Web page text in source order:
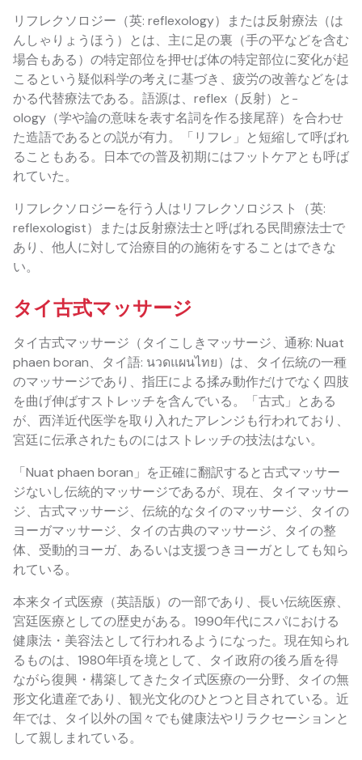
リフレクソロジー（英: reflexology）または反射療法（は
んしゃりょうほう）とは、主に足の裏（手の平などを含む
場合もある）の特定部位を押せば体の特定部位に変化が起
こるという疑似科学の考えに基づき、疲労の改善などをは
かる代替療法である。語源は、reflex（反射）と-
ology（学や論の意味を表す名詞を作る接尾辞）を合わせ
た造語であるとの説が有力。「リフレ」と短縮して呼ばれ
ることもある。日本での普及初期にはフットケアとも呼ば
れていた。
リフレクソロジーを行う人はリフレクソロジスト（英:
reflexologist）または反射療法士と呼ばれる民間療法士で
あり、他人に対して治療目的の施術をすることはできな
い。
タイ古式マッサージ
タイ古式マッサージ（タイこしきマッサージ、通称: Nuat
phaen boran、タイ語: นวดแผนไทย）は、タイ伝統の一種
のマッサージであり、指圧による揉み動作だけでなく四肢
を曲げ伸ばすストレッチを含んでいる。「古式」とある
が、西洋近代医学を取り入れたアレンジも行われており、
宮廷に伝承されたものにはストレッチの技法はない。
「Nuat phaen boran」を正確に翻訳すると古式マッサー
ジないし伝統的マッサージであるが、現在、タイマッサー
ジ、古式マッサージ、伝統的なタイのマッサージ、タイの
ヨーガマッサージ、タイの古典のマッサージ、タイの整
体、受動的ヨーガ、あるいは支援つきヨーガとしても知ら
れている。
本来タイ式医療（英語版）の一部であり、長い伝統医療、
宮廷医療としての歴史がある。1990年代にスパにおける
健康法・美容法として行われるようになった。現在知られ
るものは、1980年頃を境として、タイ政府の後ろ盾を得
ながら復興・構築してきたタイ式医療の一分野、タイの無
形文化遺産であり、観光文化のひとつと目されている。近
年では、タイ以外の国々でも健康法やリラクセーションと
して親しまれている。